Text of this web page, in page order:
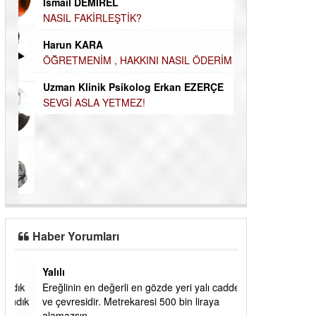
NASIL FAKİRLEŞTİK?
ÖĞRETMENİM , HAKKINI NASIL ÖDERİM !
Uzman Klinik Psikolog Erkan EZERÇE
Haber Yorumları
Yalılı
Ereğlinin en değerli en gözde yeri yalı caddesi
ve çevresidir. Metrekaresi 500 bin liraya